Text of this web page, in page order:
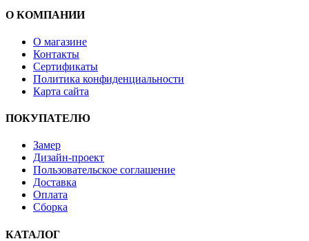
О КОМПАНИИ
О магазине
Контакты
Сертификаты
Политика конфиденциальности
Карта сайта
ПОКУПАТЕЛЮ
Замер
Дизайн-проект
Пользовательское соглашение
Доставка
Оплата
Сборка
КАТАЛОГ